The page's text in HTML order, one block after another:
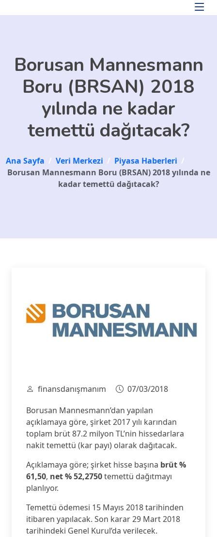
Borusan Mannesmann
Boru (BRSAN) 2018
yılında ne kadar
temettü dağıtacak?
Ana Sayfa / Veri Merkezi / Piyasa Haberleri /
Borusan Mannesmann Boru (BRSAN) 2018 yılında ne
kadar temettü dağıtacak?
finansdanışmanım
07/03/2018
Borusan Mannesmann’dan yapılan
açıklamaya göre, şirket 2017 yılı karından
toplam brüt 87.2 milyon TL’nin hissedarlara
nakit temettü (kar payı) olarak dağıtacak.
Açıklamaya göre; şirket hisse başına brüt %
61,50, net % 52,2750temettü dağıtmayı
planlıyor.
Temettü ödemesi 15 Mayıs 2018 tarihinden
itibaren yapılacak. Son karar 29 Mart 2018
tarihindeki Genel Kurul’da verilecek.